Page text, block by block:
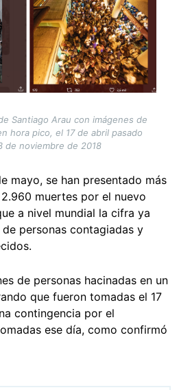
Santiago Arau con imágenes de
hora pico, el 17 de abril pasado
de noviembre de 2018
mayo, se han presentado más
muertes por el nuevo
a nivel mundial la cifra ya
personas contagiadas y
de personas hacinadas en un
que fueron tomadas el 17
contingencia por el
ese día, como confirmó